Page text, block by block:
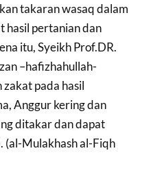
takaran wasaq dalam
hasil pertanian dan
itu, Syeikh Prof.DR.
–hafizhahullah-
pada hasil
Anggur kering dan
ditakar dan dapat
(al-Mulakhash al-Fiqh